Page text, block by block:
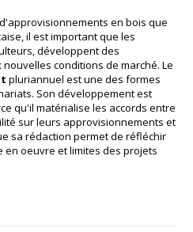
en bois que
il est important que les
développent des
conditions de marché. Le
pluriannuel est une des formes
Son développement est
qu'il matérialise les accords entre
sur leurs approvisionnements et
sa rédaction permet de réfléchir
en oeuvre et limites des projets